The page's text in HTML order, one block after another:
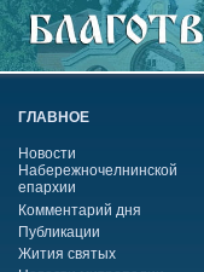
ГЛАВНОЕ
Новости
Набережночелнинской
епархии
Комментарий дня
Публикации
Жития святых